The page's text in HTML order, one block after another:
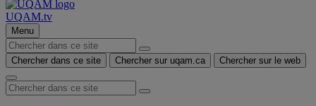
UQAM.tv
Menu
Chercher dans ce site Chercher sur uqam.ca Chercher sur le web